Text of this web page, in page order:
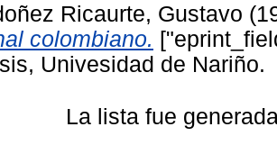
Ricaurte, Gustavo
colombiano.
Univesidad de Nariño.
La lista fue